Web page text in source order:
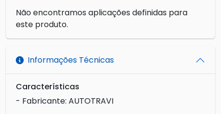
Não encontramos aplicações definidas para
este produto.
Informações Técnicas
Características
- Fabricante: AUTOTRAVI